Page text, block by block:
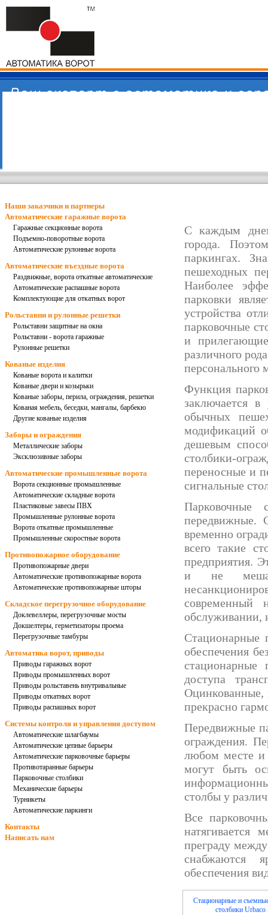
Наши заказчики и партнеры
Автоматические гаражные ворота
Гаражные секционные ворота
Подъемно-поворотные ворота
Автоматические рулонные ворота
Автоматические въездные ворота
Раздвижные, ворота откатные автоматические
Автоматические распашные ворота
Комплектующие для откатных ворот
Рольставни и рулонные решетки
Рольставни защитные на окна
Рольставни - ворота гаражные
Рулонные решетки
Кованые изделия
Кованые ворота и калитки
Кованые двери и козырьки
Кованые заборы, перила, ограждения, решетки
Кованая мебель, беседки, мангалы, барбекю
Другие кованые изделия
Заборы и ограждения
Металлические заборы
Эксклюзивные заборы
Автоматические промышленные ворота
Ворота секционные промышленные
Автоматические складные ворота
Пластиковые завесы ПВХ
Промышленные рулонные ворота
Ворота откатные промышленные
Промышленные скоростные ворота
Противопожарное оборудование
Противопожарные двери
Автоматические противопожарные ворота
Автоматические противопожарные шторы
Складское перегрузочное оборудование
Доклевеллеры, перегрузочные мосты
Докшелтеры, герметизаторы проема
Перегрузочные тамбуры
Автоматика ворот, приводы
Приводы гаражных ворот
Приводы промышленных ворот
Приводы рольставень внутривальные
Приводы откатных ворот
Приводы распашных ворот
Системы контроля и управления доступом
Автоматические шлагбаумы
Автоматические цепные барьеры
Автоматические парковочные барьеры
Противотаранные барьеры
Парковочные столбики
Механические барьеры
Турникеты
Автоматические паркинги
Контакты
Написать нам
С каждым днем
города.
паркингах.
пешеходных
Наиболее
парковки
устройства
парковочные
и
различного
персонального
Функция
заключается
обычных
модификаций
дешевым
столбики-
переносные и
сигнальные
Парковочные
передвижные.
временно
всего такие
предприятия.
и не
современный
обслуживании,
Стационарные
обеспечения
стационарные
доступа
прекрасно
Передвижные
ограждения.
любом месте и
могут быть
столбы у
Все
натягивается
преграду
снабжаются
обеспечения
Стационарные и
столбики